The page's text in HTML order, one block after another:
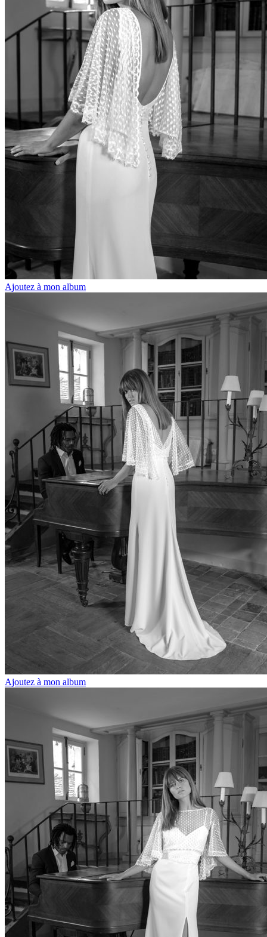
Ajoutez à mon album
Ajoutez à mon album